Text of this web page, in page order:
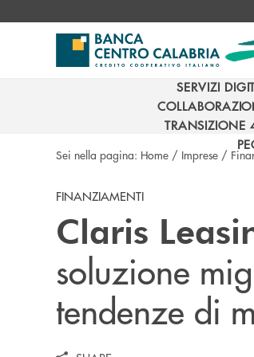
SERVIZI
SERVIZI
TRANSIZIONE
Sei nella pagina: Home / Imprese /
FINANZIAMENTI
Claris
soluzione
tendenze di